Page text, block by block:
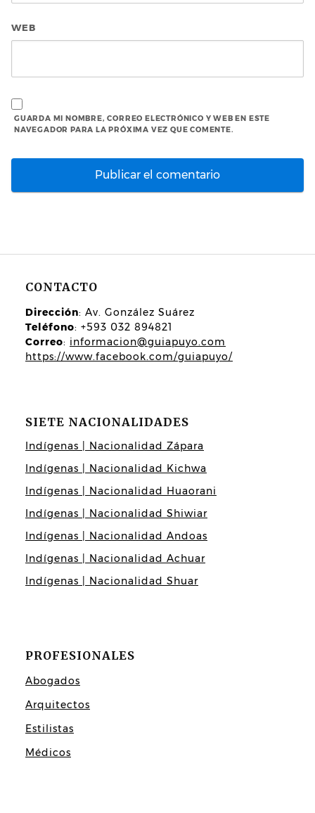
WEB
GUARDA MI NOMBRE, CORREO ELECTRÓNICO Y WEB EN ESTE
NAVEGADOR PARA LA PRÓXIMA VEZ QUE COMENTE.
CONTACTO
Dirección: Av. González Suárez
Teléfono: +593 032 894821
Correo: informacion@guiapuyo.com
https://www.facebook.com/guiapuyo/
SIETE NACIONALIDADES
Indígenas | Nacionalidad Zápara
Indígenas | Nacionalidad Kichwa
Indígenas | Nacionalidad Huaorani
Indígenas | Nacionalidad Shiwiar
Indígenas | Nacionalidad Andoas
Indígenas | Nacionalidad Achuar
Indígenas | Nacionalidad Shuar
PROFESIONALES
Abogados
Arquitectos
Estilistas
Médicos